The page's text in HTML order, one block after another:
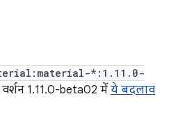
*:1.11.0-
1.11.0-beta02 में ये बदलाव